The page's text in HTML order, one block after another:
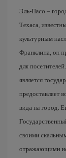
Эль-Пасо –
Техаса,
культурным
Франклина, он
для
является
предоставляет
вида на город.
своими
отражающими